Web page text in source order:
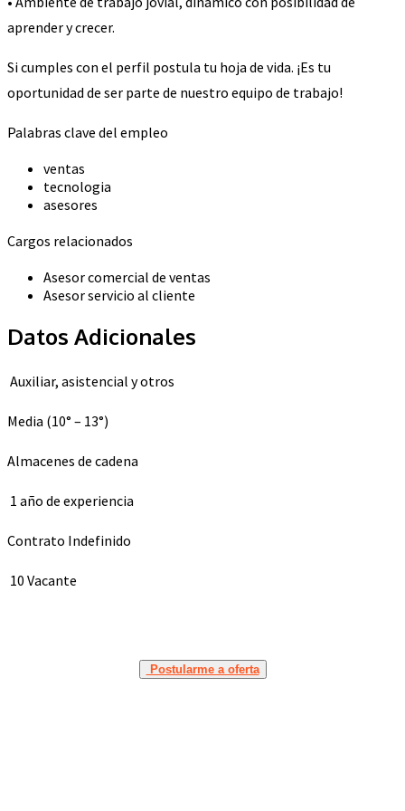
aprender y crecer.
Si cumples con el perfil postula tu hoja de vida. ¡Es tu
oportunidad de ser parte de nuestro equipo de trabajo!
Palabras clave del empleo
ventas
tecnologia
asesores
Cargos relacionados
Asesor comercial de ventas
Asesor servicio al cliente
Datos Adicionales
Auxiliar, asistencial y otros
Media (10° – 13°)
Almacenes de cadena
1 año de experiencia
Contrato Indefinido
10 Vacante
Postularme a oferta